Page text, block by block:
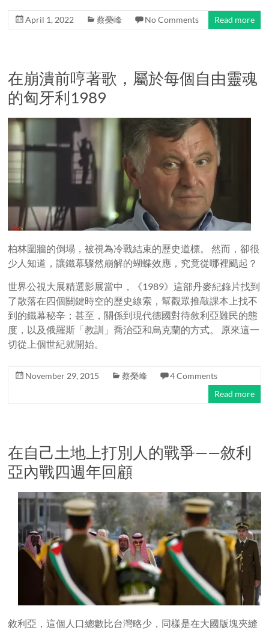
April 1, 2022 蔡榮峰 No Comments Read more
在崩潰前哼著歌，屬於每個自由靈魂
的匈牙利1989
柏林圍牆的倒塌，被視為冷戰結束的歷史道標。 然而，卻很
少人知道，讓鐵幕驟然崩解的蝴蝶效應，究竟從哪裡颳起？
世界公視大展精選影展當中，《1989》這部丹麥紀錄片找到
了散落在四個關鍵時空的歷史線索，幫觀眾推敲課本上找不
到的鐵幕秘辛；甚至，關係到現代德國對待敘利亞難民的態
度，以及俄羅斯「教訓」喬治亞和烏克蘭的方式。 原來這一
切從上個世紀就開始。
November 29, 2015 蔡榮峰
4 Comments
Read more
在自己土地上打別人的戰爭——敘利
亞內戰四週年回顧
敘利亞，這個人口總數比台灣略少，同樣是在大國版塊夾縫